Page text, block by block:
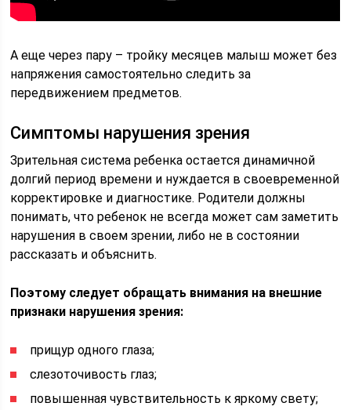
А еще через пару – тройку месяцев малыш может без
напряжения самостоятельно следить за
передвижением предметов.
Симптомы нарушения зрения
Зрительная система ребенка остается динамичной
долгий период времени и нуждается в своевременной
корректировке и диагностике. Родители должны
понимать, что ребенок не всегда может сам заметить
нарушения в своем зрении, либо не в состоянии
рассказать и объяснить.
Поэтому следует обращать внимания на внешние
признаки нарушения зрения:
прищур одного глаза;
слезоточивость глаз;
повышенная чувствительность к яркому свету;